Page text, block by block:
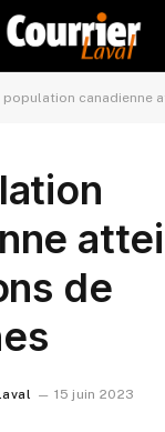
canadienne atteint
de
15 juin 2023